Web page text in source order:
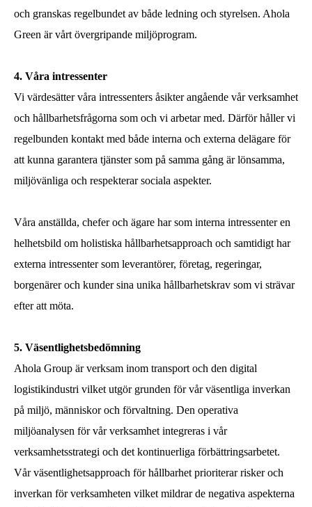
och granskas regelbundet av både ledning och styrelsen. Ahola
Green är vårt övergripande miljöprogram.
4. Våra intressenter
Vi värdesätter våra intressenters åsikter angående vår verksamhet
och hållbarhetsfrågorna som och vi arbetar med. Därför håller vi
regelbunden kontakt med både interna och externa delägare för
att kunna garantera tjänster som på samma gång är lönsamma,
miljövänliga och respekterar sociala aspekter.
Våra anställda, chefer och ägare har som interna intressenter en
helhetsbild om holistiska hållbarhetsapproach och samtidigt har
externa intressenter som leverantörer, företag, regeringar,
borgenärer och kunder sina unika hållbarhetskrav som vi strävar
efter att möta.
5. Väsentlighetsbedömning
Ahola Group är verksam inom transport och den digital
logistikindustri vilket utgör grunden för vår väsentliga inverkan
på miljö, människor och förvaltning. Den operativa
miljöanalysen för vår verksamhet integreras i vår
verksamhetsstrategi och det kontinuerliga förbättringsarbetet.
Vår väsentlighetsapproach för hållbarhet prioriterar risker och
inverkan för verksamheten vilket mildrar de negativa aspekterna